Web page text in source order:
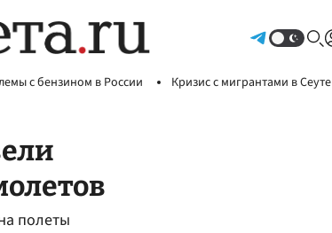
с бензином в России Кризис с мигрантами в Сеуте
полеты